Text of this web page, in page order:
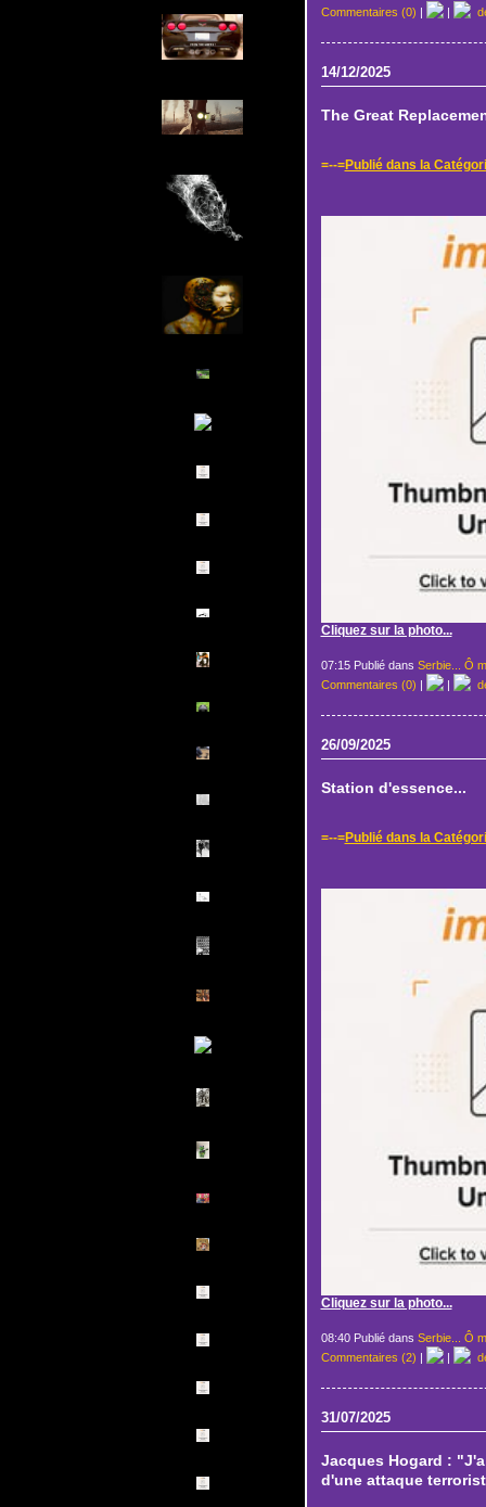
Commentaires (0) | |
14/12/2025
The Great
=--=Publié dans la
Cliquez sur la photo...
07:15 Publié dans Serbie... Ô
Commentaires (0) | |
26/09/2025
Station d'essence...
=--=Publié dans la
Cliquez sur la photo...
08:40 Publié dans Serbie... Ô
Commentaires (2) | |
31/07/2025
Jacques Hogard :
d'une attaque